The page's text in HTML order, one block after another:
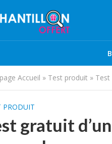
Accueil » Test produit » Test
PRODUIT
gratuit